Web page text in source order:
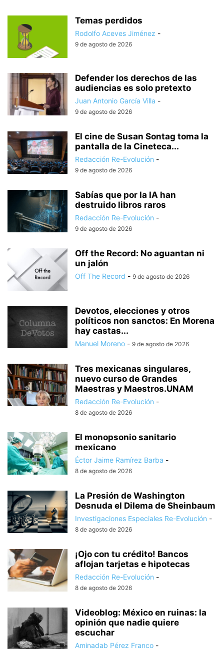
Temas perdidos
Rodolfo Aceves Jiménez -
9 de agosto de 2026
Defender los derechos de las
audiencias es solo pretexto
Juan Antonio García Villa -
9 de agosto de 2026
El cine de Susan Sontag toma la
pantalla de la Cineteca...
Redacción Re-Evolución -
9 de agosto de 2026
Sabías que por la IA han
destruido libros raros
Redacción Re-Evolución -
9 de agosto de 2026
Off the Record: No aguantan ni
un jalón
Off The Record - 9 de agosto de 2026
Devotos, elecciones y otros
políticos non sanctos: En Morena
hay castas...
Manuel Moreno - 9 de agosto de 2026
Tres mexicanas singulares,
nuevo curso de Grandes
Maestras y Maestros.UNAM
Redacción Re-Evolución -
8 de agosto de 2026
El monopsonio sanitario
mexicano
Éctor Jaime Ramírez Barba -
8 de agosto de 2026
La Presión de Washington
Desnuda el Dilema de Sheinbaum
Investigaciones Especiales Re-Evolución -
8 de agosto de 2026
¡Ojo con tu crédito! Bancos
aflojan tarjetas e hipotecas
Redacción Re-Evolución -
8 de agosto de 2026
Videoblog: México en ruinas: la
opinión que nadie quiere
escuchar
Aminadab Pérez Franco -